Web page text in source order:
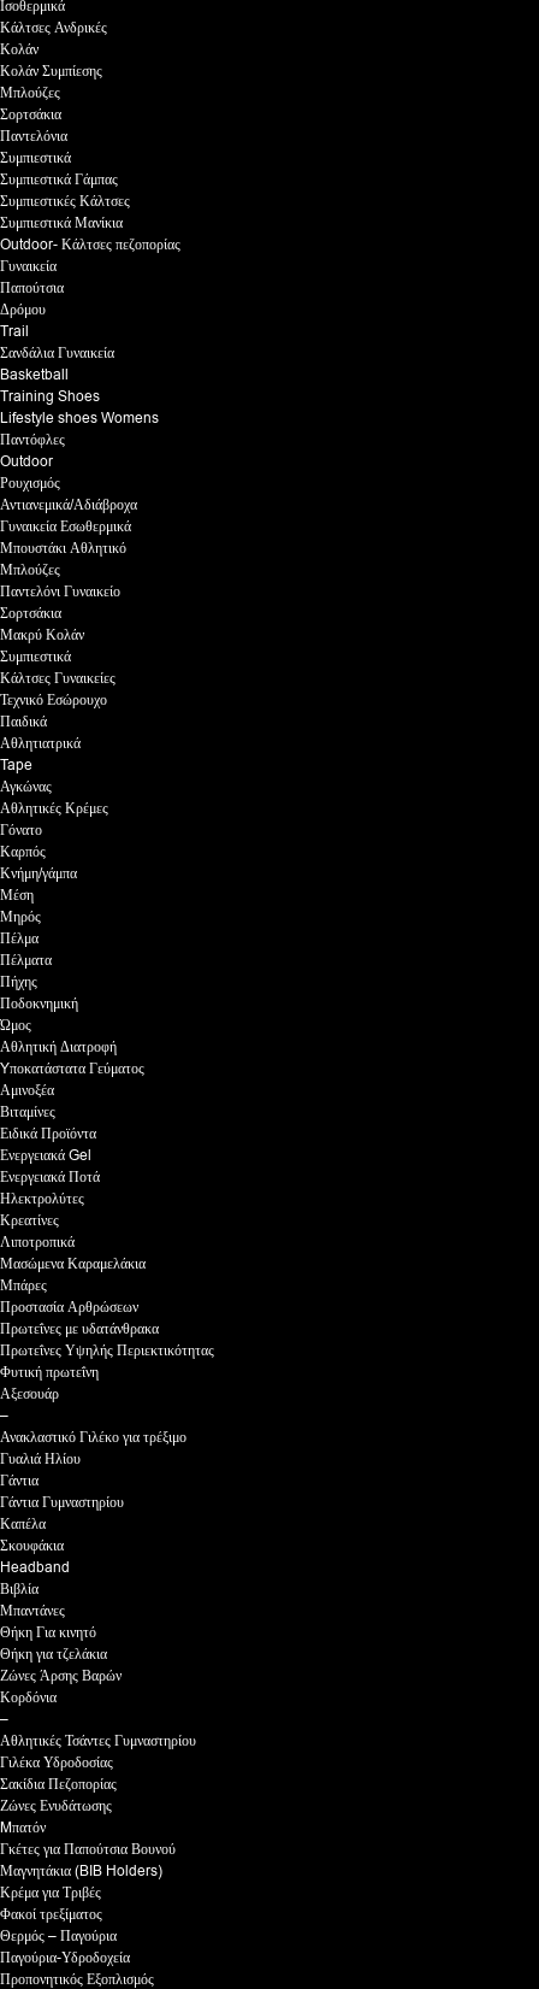
Ισοθερμικά
Κάλτσες Ανδρικές
Κολάν
Κολάν Συμπίεσης
Μπλούζες
Σορτσάκια
Παντελόνια
Συμπιεστικά
Συμπιεστικά Γάμπας
Συμπιεστικές Κάλτσες
Συμπιεστικά Μανίκια
Outdoor- Κάλτσες πεζοπορίας
Γυναικεία
Παπούτσια
Δρόμου
Trail
Σανδάλια Γυναικεία
Basketball
Training Shoes
Lifestyle shoes Womens
Παντόφλες
Outdoor
Ρουχισμός
Αντιανεμικά/Αδιάβροχα
Γυναικεία Εσωθερμικά
Μπουστάκι Αθλητικό
Μπλούζες
Παντελόνι Γυναικείο
Σορτσάκια
Μακρύ Κολάν
Συμπιεστικά
Κάλτσες Γυναικείες
Τεχνικό Εσώρουχο
Παιδικά
Αθλητιατρικά
Tape
Αγκώνας
Αθλητικές Κρέμες
Γόνατο
Καρπός
Κνήμη/γάμπα
Μέση
Μηρός
Πέλμα
Πέλματα
Πήχης
Ποδοκνημική
Ώμος
Αθλητική Διατροφή
Yποκατάστατα Γεύματος
Αμινοξέα
Βιταμίνες
Ειδικά Προϊόντα
Ενεργειακά Gel
Ενεργειακά Ποτά
Ηλεκτρολύτες
Κρεατίνες
Λιποτροπικά
Μασώμενα Καραμελάκια
Μπάρες
Προστασία Αρθρώσεων
Πρωτεΐνες με υδατάνθρακα
Πρωτεΐνες Υψηλής Περιεκτικότητας
Φυτική πρωτεΐνη
Αξεσουάρ
–
Ανακλαστικό Γιλέκο για τρέξιμο
Γυαλιά Ηλίου
Γάντια
Γάντια Γυμναστηρίου
Καπέλα
Σκουφάκια
Headband
Βιβλία
Μπαντάνες
Θήκη Για κινητό
Θήκη για τζελάκια
Ζώνες Άρσης Βαρών
Κορδόνια
–
Αθλητικές Τσάντες Γυμναστηρίου
Γιλέκα Υδροδοσίας
Σακίδια Πεζοπορίας
Ζώνες Ενυδάτωσης
Mπατόν
Γκέτες για Παπούτσια Βουνού
Μαγνητάκια (BIB Holders)
Κρέμα για Τριβές
Φακοί τρεξίματος
Θερμός – Παγούρια
Παγούρια-Υδροδοχεία
Προπονητικός Εξοπλισμός